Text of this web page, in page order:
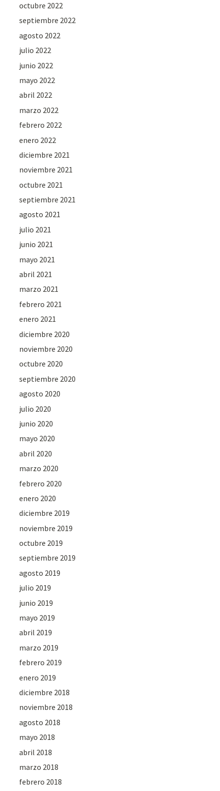
octubre 2022
septiembre 2022
agosto 2022
julio 2022
junio 2022
mayo 2022
abril 2022
marzo 2022
febrero 2022
enero 2022
diciembre 2021
noviembre 2021
octubre 2021
septiembre 2021
agosto 2021
julio 2021
junio 2021
mayo 2021
abril 2021
marzo 2021
febrero 2021
enero 2021
diciembre 2020
noviembre 2020
octubre 2020
septiembre 2020
agosto 2020
julio 2020
junio 2020
mayo 2020
abril 2020
marzo 2020
febrero 2020
enero 2020
diciembre 2019
noviembre 2019
octubre 2019
septiembre 2019
agosto 2019
julio 2019
junio 2019
mayo 2019
abril 2019
marzo 2019
febrero 2019
enero 2019
diciembre 2018
noviembre 2018
agosto 2018
mayo 2018
abril 2018
marzo 2018
febrero 2018